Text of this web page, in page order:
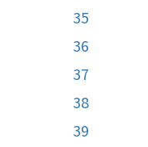
35
36
37
38
39